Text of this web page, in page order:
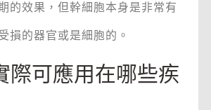
的效果，但幹細胞本身是非常有
損的器官或是細胞的。
際可應用在哪些疾